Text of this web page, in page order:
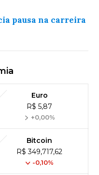
pausa na carreira
Euro
R$ 5,87
+0,00%
Bitcoin
R$ 349,717,62
-0,10%